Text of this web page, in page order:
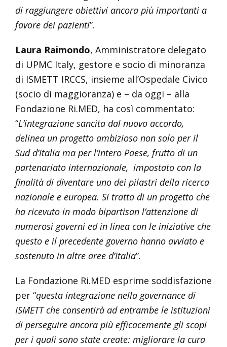
di raggiungere obiettivi ancora più importanti a
favore dei pazienti”.
Laura Raimondo, Amministratore delegato
di UPMC Italy, gestore e socio di minoranza
di ISMETT IRCCS, insieme all’Ospedale Civico
(socio di maggioranza) e – da oggi – alla
Fondazione Ri.MED, ha così commentato:
“L’integrazione sancita dal nuovo accordo,
delinea un progetto ambizioso non solo per il
Sud d’Italia ma per l’intero Paese, frutto di un
partenariato internazionale, impostato con la
finalità di diventare uno dei pilastri della ricerca
nazionale e europea. Si tratta di un progetto che
ha ricevuto in modo bipartisan l’attenzione di
numerosi governi ed in linea con le iniziative che
questo e il precedente governo hanno avviato e
sostenuto in altre aree d’Italia”.
La Fondazione Ri.MED esprime soddisfazione
per “questa integrazione nella governance di
ISMETT che consentirà ad entrambe le istituzioni
di perseguire ancora più efficacemente gli scopi
per i quali sono state create: migliorare la cura